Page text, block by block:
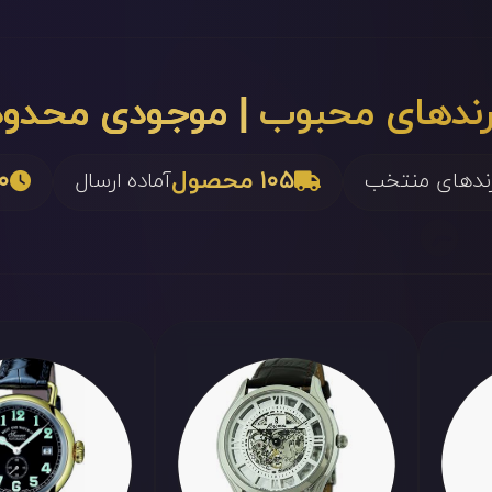
محبوب | موجودی
منتخب ۱۰۵ محصول آماده ارسال
XII
III
VI
IX
XII
III
VI
IX